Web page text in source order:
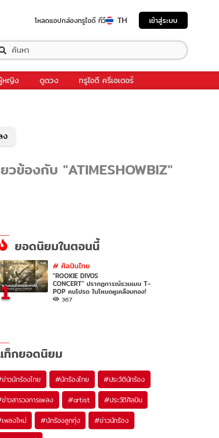
โหลดแอปกล่องทรูไอดี ทีวี TH เข้าสู่ระบบ
หญิง ดูดวง ทรูไอดี ครีเอเตอร์
ง
วข้องกับ "ATIMESHOWBIZ"
ยอดนิยมในตอนนี้
1
# ศิลปินไทย
"ROOKIE DIVOS
CONCERT" ปรากฏการณ์รวมเมน T-
POP คนโปรด ในโหมดหูเคลือบทอง!
367
ท็กยอดนิยม
ข่าวนักร้องไทย #นักร้องไทย #ประวัตินักร้อง
ข่าวสารวงการเพลง #artist #ประวัติศิลปิน
เพลงใหม่ #นักร้องลูกทุ่ง #ข่าวนักร้อง